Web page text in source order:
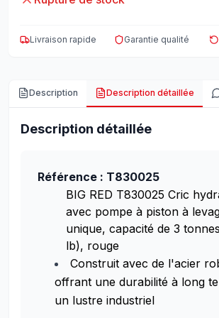
Livraison rapide Garantie qualité
Description Description détaillée
Description détaillée
Référence : T830025
BIG RED T830025 Cric
avec pompe à piston à
unique, capacité de 3
lb), rouge
Construit avec de l'acier
offrant une durabilité à long
un lustre industriel